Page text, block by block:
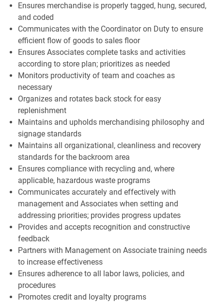
Ensures merchandise is properly tagged, hung, secured,
and coded
Communicates with the Coordinator on Duty to ensure
efficient flow of goods to sales floor
Ensures Associates complete tasks and activities
according to store plan; prioritizes as needed
Monitors productivity of team and coaches as
necessary
Organizes and rotates back stock for easy
replenishment
Maintains and upholds merchandising philosophy and
signage standards
Maintains all organizational, cleanliness and recovery
standards for the backroom area
Ensures compliance with recycling and, where
applicable, hazardous waste programs
Communicates accurately and effectively with
management and Associates when setting and
addressing priorities; provides progress updates
Provides and accepts recognition and constructive
feedback
Partners with Management on Associate training needs
to increase effectiveness
Ensures adherence to all labor laws, policies, and
procedures
Promotes credit and loyalty programs